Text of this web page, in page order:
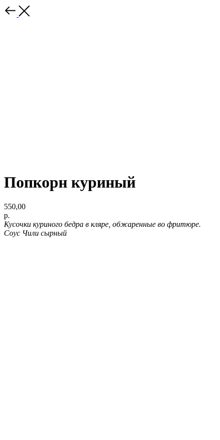
Попкорн куриный
550,00
р.
Кусочки куриного бедра в кляре, обжаренные во фритюре.
Соус Чили сырный